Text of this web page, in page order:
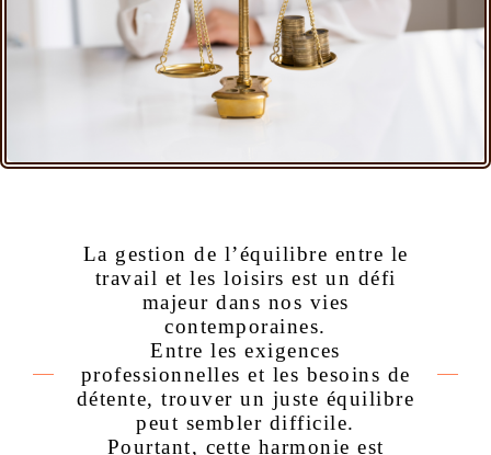
La gestion de l’équilibre entre le
travail et les loisirs est un défi
majeur dans nos vies
contemporaines.
Entre les exigences
professionnelles et les besoins de
détente, trouver un juste équilibre
peut sembler difficile.
Pourtant, cette harmonie est